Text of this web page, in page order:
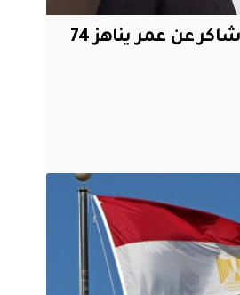
وفاة الفنان هاني شاكر عن عمر يناهز 74